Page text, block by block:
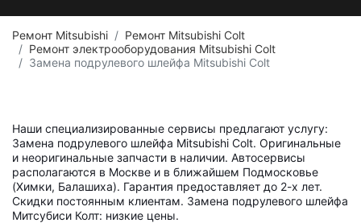
Ремонт Mitsubishi
Ремонт Mitsubishi Colt
Ремонт электрооборудования Mitsubishi Colt
Замена подрулевого шлейфа Mitsubishi Colt
Наши специализированные сервисы предлагают услугу:
Замена подрулевого шлейфа Mitsubishi Colt. Оригинальные
и неоригинальные запчасти в наличии. Автосервисы
располагаются в Москве и в ближайшем Подмосковье
(Химки, Балашиха). Гарантия предоставляет до 2-х лет.
Скидки постоянным клиентам. Замена подрулевого шлейфа
Митсубиси Колт: низкие цены.